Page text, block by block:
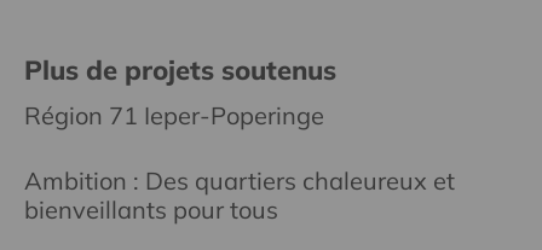
Plus de projets soutenus
Région 71 Ieper-Poperinge
Ambition : Des quartiers chaleureux et
bienveillants pour tous